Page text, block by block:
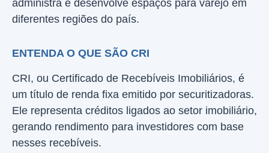
administra e desenvolve espaços para varejo em
diferentes regiões do país.
ENTENDA O QUE SÃO CRI
CRI, ou Certificado de Recebíveis Imobiliários, é
um título de renda fixa emitido por securitizadoras.
Ele representa créditos ligados ao setor imobiliário,
gerando rendimento para investidores com base
nesses recebíveis.